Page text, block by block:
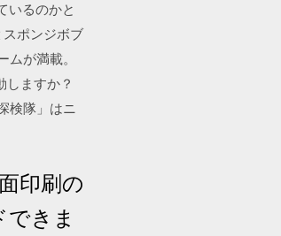
いるのかと
ポンジボブ
が満載。
しますか？
検隊」はニ
印刷の
きま